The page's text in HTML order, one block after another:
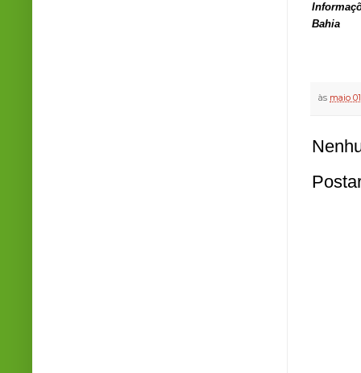
Bahia
às maio